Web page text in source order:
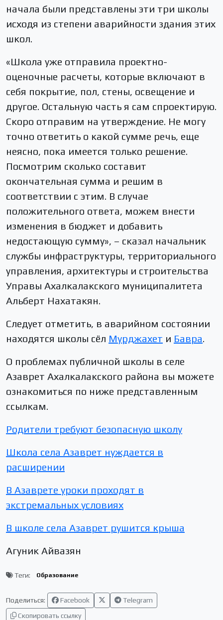
начала были представлены эти три школы
исходя из степени аварийности здания этих
школ.
«Школа уже отправила проектно-
оценочные расчеты, которые включают в
себя покрытие, пол, стены, освещение и
другое. Остальную часть я сам спроектирую.
Скоро отправим на утверждение. Не могу
точно ответить о какой сумме речь, еще
неясно, пока имеется только решение.
Посмотрим сколько составит
окончательная сумма и решим в
соответствии с этим. В случае
положительного ответа, можем внести
изменения в бюджет и добавить
недостающую сумму», – сказал начальник
службы инфраструктуры, территориального
управления, архитектуры и строительства
Управы Ахалкалакского муниципалитета
Альберт Нахатакян.
Следует отметить, в аварийном состоянии
находятся школы сёл Мурджахет и Бавра.
О проблемах публичной школы в селе
Азаврет Ахалкалакского района вы можете
ознакомиться по ниже представленным
ссылкам.
Родители требуют безопасную школу
Школа села Азаврет нуждается в
расширении
В Азаврете уроки проходят в
экстремальных условиях
В школе села Азаврет рушится крыша
Агуник Айвазян
Теги: Образование
Поделиться: Facebook
Telegram
Скопировать ссылку